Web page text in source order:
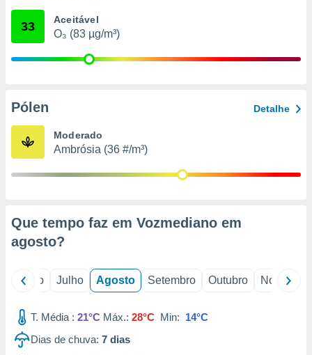
através
estudos
1199
33 Aceitável
O₃ (83 µg/m³)
Pólen Detalhe
Moderado
Ambrósia (36 #/m³)
Que tempo faz em Vozmediano em
agosto?
Junho Julho Agosto Setembro Outubro Novembro
T. Média : 21°C Máx.: 28°C Min: 14°C
Dias de chuva: 7 dias